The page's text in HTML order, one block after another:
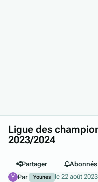
Ligue des
2023/2024
Partager
Abonnés
Par
Younes le 22 août 2023